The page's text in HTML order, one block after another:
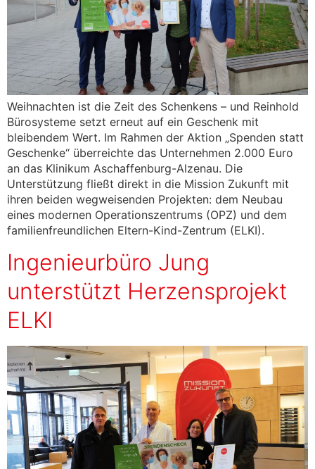
Weihnachten ist die Zeit des Schenkens – und Reinhold
Bürosysteme setzt erneut auf ein Geschenk mit
bleibendem Wert. Im Rahmen der Aktion „Spenden statt
Geschenke“ überreichte das Unternehmen 2.000 Euro
an das Klinikum Aschaffenburg-Alzenau. Die
Unterstützung fließt direkt in die Mission Zukunft mit
ihren beiden wegweisenden Projekten: dem Neubau
eines modernen Operationszentrums (OPZ) und dem
familienfreundlichen Eltern-Kind-Zentrum (ELKI).
Ingenieurbüro Jung
unterstützt Herzensprojekt
ELKI